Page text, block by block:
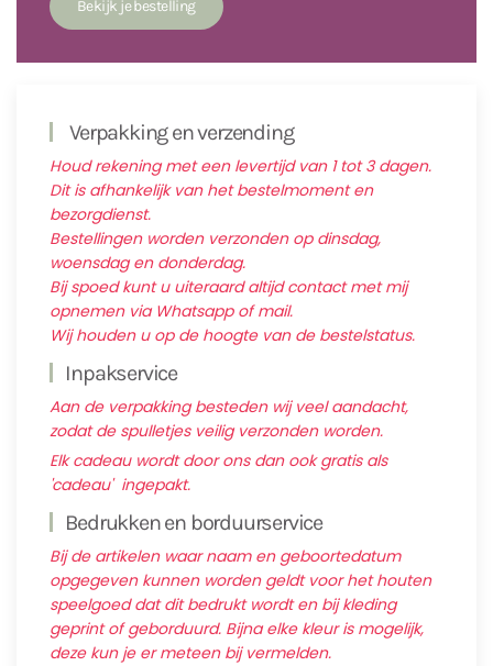
Verpakking en verzending
Houd rekening met een levertijd van 1 tot 3 dagen.
Dit is afhankelijk van het bestelmoment en
bezorgdienst.
Bestellingen worden verzonden op dinsdag,
woensdag en donderdag.
Bij spoed kunt u uiteraard altijd contact met mij
opnemen via Whatsapp of mail.
Wij houden u op de hoogte van de bestelstatus.
Inpakservice
Aan de verpakking besteden wij veel aandacht,
zodat de spulletjes veilig verzonden worden.
Elk cadeau wordt door ons dan ook gratis als
'cadeau' ingepakt.
Bedrukken en borduurservice
Bij de artikelen waar naam en geboortedatum
opgegeven kunnen worden geldt voor het houten
speelgoed dat dit bedrukt wordt en bij kleding
geprint of geborduurd. Bijna elke kleur is mogelijk,
deze kun je er meteen bij vermelden.